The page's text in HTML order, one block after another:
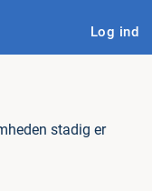
Log ind
en
stadig er